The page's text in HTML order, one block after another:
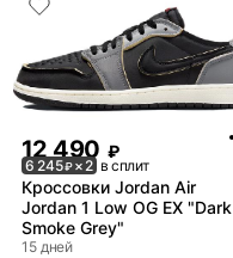
12 490 ₽
6 245₽× 2 в сплит
Кроссовки Jordan Air
Jordan 1 Low OG EX "Dark
Smoke Grey"
15 дней